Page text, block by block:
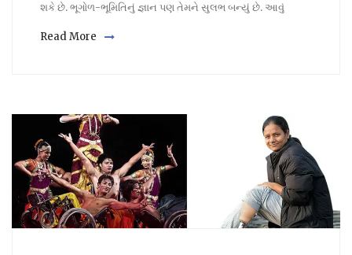
શકે છે. ભૂગોળ-ભૂમિતિનું જ્ઞાન પણ તેમને સુલભ બન્યું છે. આવું
Read More